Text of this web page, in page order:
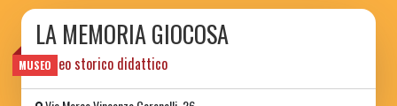
MUSEO
LA MEMORIA GIOCOSA
museo storico didattico